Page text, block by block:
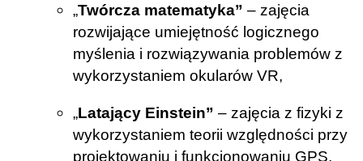
„Twórcza matematyka” – zajęcia
rozwijające umiejętność logicznego
myślenia i rozwiązywania problemów z
wykorzystaniem okularów VR,
„Latający Einstein” – zajęcia z fizyki z
wykorzystaniem teorii względności przy
projektowaniu i funkcjonowaniu GPS,